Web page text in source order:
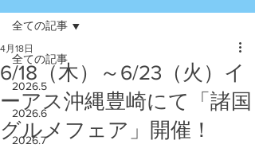
全ての記事
2026.5
2026.6
2026.7
全ての記事
6/18（木）～6/23（火）イ
ーアス沖縄豊崎にて「諸国
グルメフェア」開催！
4月18日